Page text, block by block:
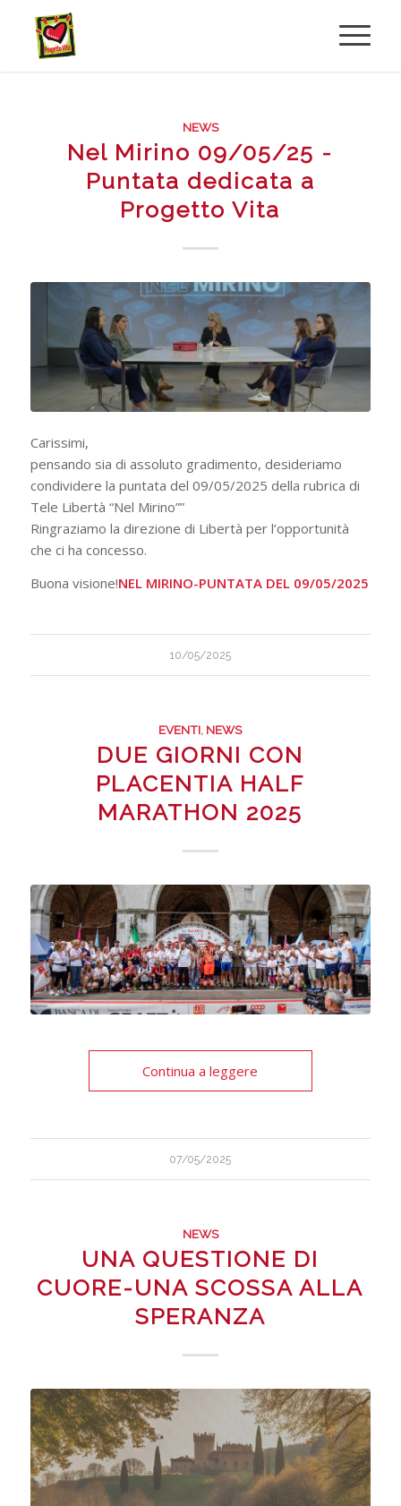
NEWS
Nel Mirino 09/05/25 -
Puntata dedicata a
Progetto Vita
Carissimi,
pensando sia di assoluto gradimento, desideriamo
condividere la puntata del 09/05/2025 della rubrica di
Tele Libertà “Nel Mirino””
Ringraziamo la direzione di Libertà per l’opportunità
che ci ha concesso.
Buona visione!NEL MIRINO-PUNTATA DEL 09/05/2025
10/05/2025
EVENTI, NEWS
DUE GIORNI CON
PLACENTIA HALF
MARATHON 2025
Continua a leggere
07/05/2025
NEWS
UNA QUESTIONE DI
CUORE-UNA SCOSSA ALLA
SPERANZA